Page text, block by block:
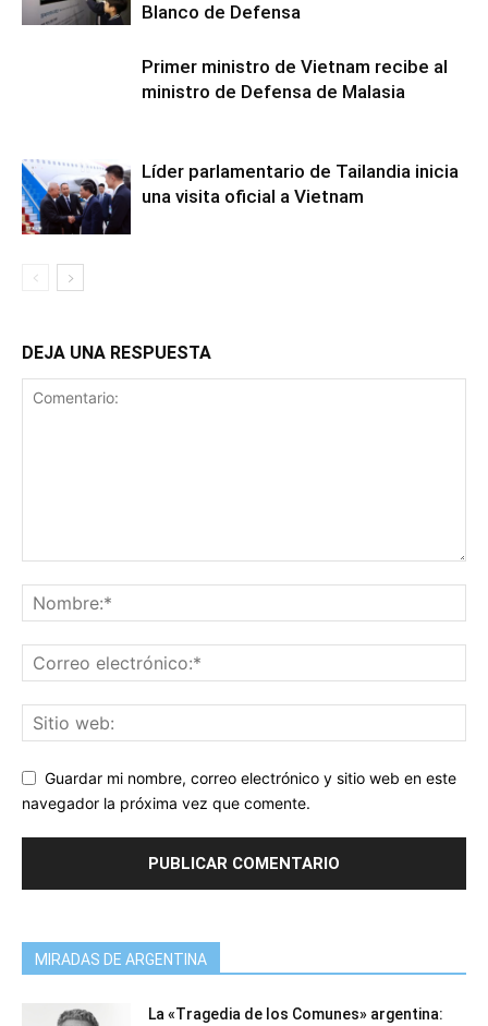
Blanco de Defensa
Primer ministro de Vietnam recibe al
ministro de Defensa de Malasia
Líder parlamentario de Tailandia inicia
una visita oficial a Vietnam
DEJA UNA RESPUESTA
Guardar mi nombre, correo electrónico y sitio web en este
navegador la próxima vez que comente.
MIRADAS DE ARGENTINA
La «Tragedia de los Comunes» argentina: